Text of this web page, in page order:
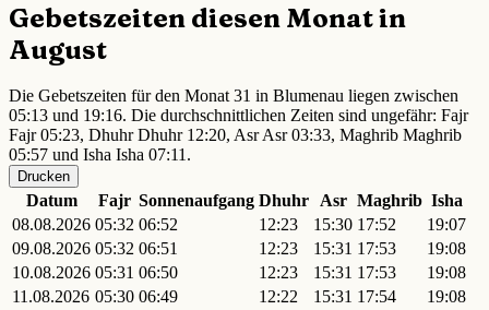
Gebetszeiten diesen Monat in
August
Die Gebetszeiten für den Monat 31 in Blumenau liegen zwischen
05:13 und 19:16. Die durchschnittlichen Zeiten sind ungefähr: Fajr
Fajr 05:23, Dhuhr Dhuhr 12:20, Asr Asr 03:33, Maghrib Maghrib
05:57 und Isha Isha 07:11.
Drucken
Datum Fajr Sonnenaufgang Dhuhr Asr Maghrib Isha
08.08.2026 05:32 06:52 12:23 15:30 17:52
19:07
09.08.2026 05:32 06:51 12:23 15:31 17:53
19:08
10.08.2026 05:31 06:50 12:23 15:31 17:53
19:08
11.08.2026 05:30 06:49 12:22 15:31 17:54
19:08